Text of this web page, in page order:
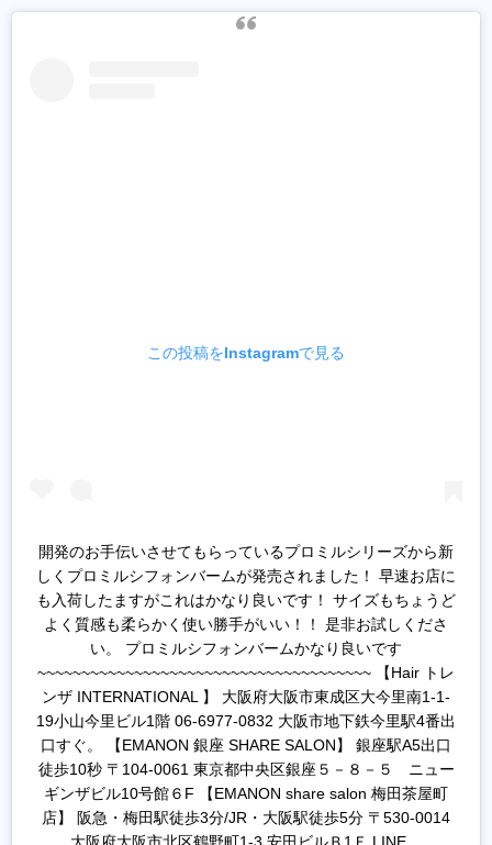
この投稿をInstagramで見る
開発のお手伝いさせてもらっているプロミルシリーズから新
しくプロミルシフォンバームが発売されました！ 早速お店に
も入荷したますがこれはかなり良いです！ サイズもちょうど
よく質感も柔らかく使い勝手がいい！！ 是非お試しくださ
い。 プロミルシフォンバームかなり良いです
~~~~~~~~~~~~~~~~~~~~~~~~~~~~~~~~~~~~~~ 【Hair トレ
ンザ INTERNATIONAL 】 大阪府大阪市東成区大今里南1-1-
19小山今里ビル1階 06-6977-0832 大阪市地下鉄今里駅4番出
口すぐ。 【EMANON 銀座 SHARE SALON】 銀座駅A5出口
徒歩10秒 〒104-0061 東京都中央区銀座５－８－５ ニュー
ギンザビル10号館６F 【EMANON share salon 梅田茶屋町
店】 阪急・梅田駅徒歩3分/JR・大阪駅徒歩5分 〒530-0014